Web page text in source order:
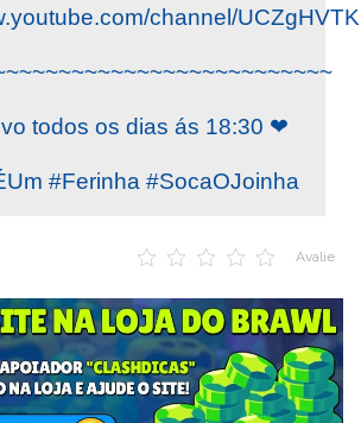
channel/
todos os dias ás 18:30 ❤
#Ferinha #SocaOJoinha
Avalie